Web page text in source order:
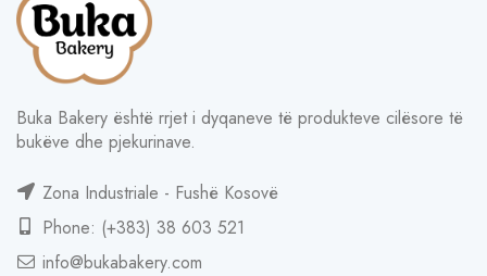
Buka Bakery është rrjet i dyqaneve të produkteve cilësore të
bukëve dhe pjekurinave.
Zona Industriale - Fushë Kosovë
Phone: (+383) 38 603 521
info@bukabakery.com